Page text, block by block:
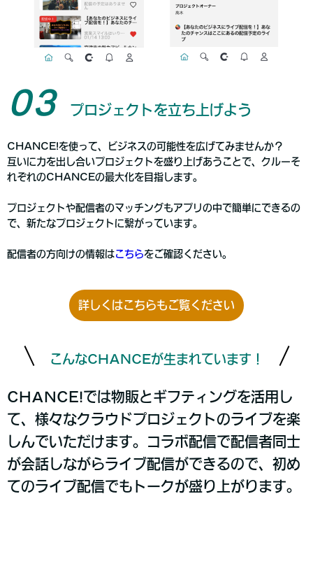
03 プロジェクトを立ち上げよう
CHANCE!を使って、ビジネスの可能性を広げてみませんか？
互いに力を出し合いプロジェクトを盛り上げあうことで、クルーそ
れぞれのCHANCEの最大化を目指します。
プロジェクトや配信者のマッチングもアプリの中で簡単にできるの
で、新たなプロジェクトに繋がっています。
配信者の方向けの情報はこちらをご確認ください。
詳しくはこちらもご覧ください
こんなCHANCEが生まれています！
CHANCE!では物販とギフティングを活用し
て、様々なクラウドプロジェクトのライブを楽
しんでいただけます。コラボ配信で配信者同士
が会話しながらライブ配信ができるので、初め
てのライブ配信でもトークが盛り上がります。